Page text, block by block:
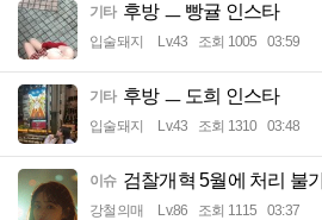
기타 후방 ㅡ 빵귤 인스타
입술돼지 Lv.43 조회 1005 03:59
기타 후방 ㅡ 도희 인스타
입술돼지 Lv.43 조회 1310 03:48
이슈 검찰개혁 5월에 처리 불
강철의매 Lv.86 조회 1115 03:37